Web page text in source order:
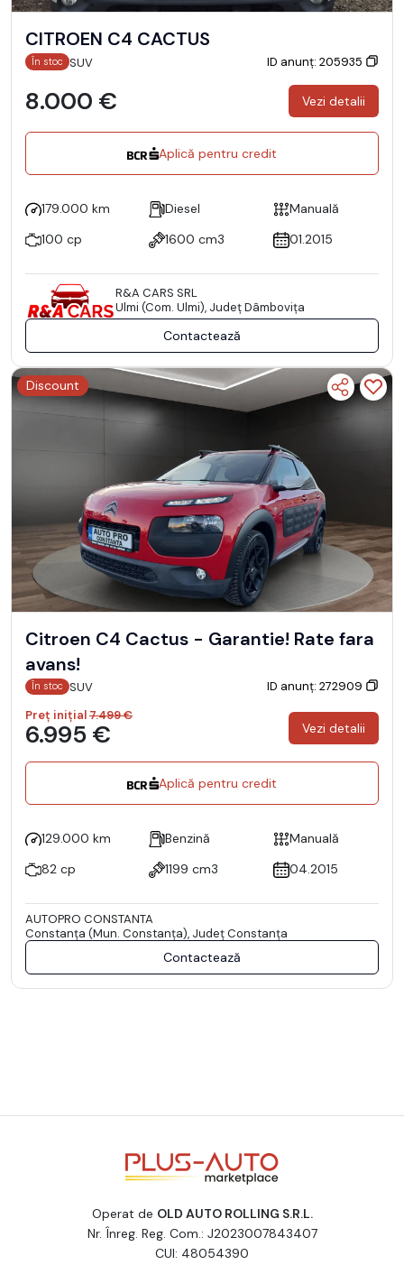
CITROEN C4 CACTUS
În stoc SUV ID anunț: 205935
8.000 € Vezi detalii
Aplică pentru credit
179.000 km Diesel
Manuală
100 cp
1600 cm3 01.2015
R&A CARS SRL
Ulmi (Com. Ulmi), Județ Dâmboviţa
Contactează
Discount
Citroen C4 Cactus - Garantie! Rate fara
avans!
În stoc SUV
ID anunț: 272909
Preț inițial7.499 €
6.995 € Vezi detalii
Aplică pentru credit
129.000 km Benzină
Manuală
82 cp
1199 cm3 04.2015
AUTOPRO CONSTANTA
Constanţa (Mun. Constanţa), Județ Constanţa
Contactează
Operat de OLD AUTO ROLLING S.R.L.
Nr. Înreg. Reg. Com.: J2023007843407
CUI: 48054390